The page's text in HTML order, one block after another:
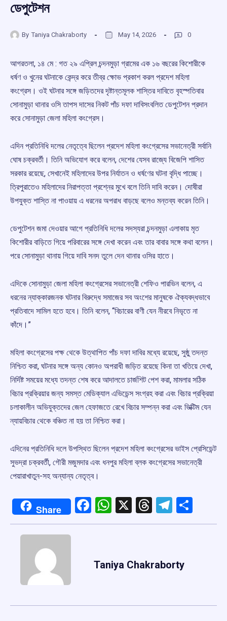
ডেপুটেশন
By Taniya Chakraborty May 14, 2026 0
আগরতলা, ১৪ মে : গত ২৯ এপ্রিল চন্দনমুড়া গ্রামের এক ১৬ বছরের কিশোরীকে
ধর্ষণ ও খুনের ঘটনাকে কেন্দ্র করে তীব্র ক্ষোভ প্রকাশ করল প্রদেশ মহিলা
কংগ্রেস। ওই ঘটনার সঙ্গে জড়িতদের দৃষ্টান্তমূলক শাস্তির দাবিতে বৃহস্পতিবার
সোনামুড়া থানার ওসি তাপস দাসের নিকট পাঁচ দফা দাবিসংবলিত ডেপুটেশন প্রদান
করে সোনামুড়া জেলা মহিলা কংগ্রেস।
এদিন প্রতিনিধি দলের নেতৃত্বে ছিলেন প্রদেশ মহিলা কংগ্রেসের সভানেত্রী সর্বানি
ঘোষ চক্রবর্তী। তিনি অভিযোগ করে বলেন, দেশের যেসব রাজ্যে বিজেপি শাসিত
সরকার রয়েছে, সেখানেই মহিলাদের উপর নির্যাতন ও ধর্ষণের ঘটনা বৃদ্ধি পাচ্ছে।
ত্রিপুরাতেও মহিলাদের নিরাপত্তা প্রশ্নের মুখে বলে তিনি দাবি করেন। দোষীরা
উপযুক্ত শাস্তি না পাওয়ায় এ ধরনের অপরাধ বাড়ছে বলেও মন্তব্য করেন তিনি।
ডেপুটেশন জমা দেওয়ার আগে প্রতিনিধি দলের সদস্যরা চন্দনমুড়া এলাকায় মৃত
কিশোরীর বাড়িতে গিয়ে পরিবারের সঙ্গে দেখা করেন এবং তার বাবার সঙ্গে কথা বলেন।
পরে সোনামুড়া থানায় গিয়ে দাবি সনদ তুলে দেন থানার ওসির হাতে।
এদিকে সোনামুড়া জেলা মহিলা কংগ্রেসের সভানেত্রী শেফিও পারভিন বলেন, এ
ধরনের ন্যাক্কারজনক ঘটনার বিরুদ্ধে সমাজের সব অংশের মানুষকে ঐক্যবদ্ধভাবে
প্রতিবাদে সামিল হতে হবে। তিনি বলেন, “বিচারের বাণী যেন নীরবে নিভৃতে না
কাঁদে।”
মহিলা কংগ্রেসের পক্ষ থেকে উত্থাপিত পাঁচ দফা দাবির মধ্যে রয়েছে, সুষ্ঠু তদন্ত
নিশ্চিত করা, ঘটনার সঙ্গে অন্য কোনও অপরাধী জড়িত রয়েছে কিনা তা খতিয়ে দেখা,
নির্দিষ্ট সময়ের মধ্যে তদন্ত শেষ করে আদালতে চার্জশিট পেশ করা, মামলার সঠিক
বিচার প্রক্রিয়ার জন্য সমস্ত মেডিক্যাল এভিডেন্স সংগ্রহ করা এবং বিচার প্রক্রিয়া
চলাকালীন অভিযুক্তদের জেল হেফাজতে রেখে বিচার সম্পন্ন করা এবং ভিক্টিম যেন
ন্যায়বিচার থেকে বঞ্চিত না হয় তা নিশ্চিত করা।
এদিনের প্রতিনিধি দলে উপস্থিত ছিলেন প্রদেশ মহিলা কংগ্রেসের ভাইস প্রেসিডেন্ট
সুভদ্রা চক্রবর্তী, গৌরী মজুমদার এবং ধনপুর মহিলা ব্লক কংগ্রেসের সভানেত্রী
পেয়ারাখাতুন-সহ অন্যান্য নেতৃত্ব।
Share Facebook
WhatsApp
X Threads
Taniya Chakraborty